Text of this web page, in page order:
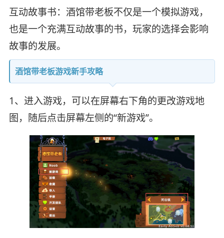
互动故事书：酒馆带老板不仅是一个模拟游戏，
也是一个充满互动故事的书，玩家的选择会影响
故事的发展。
酒馆带老板游戏新手攻略
1、进入游戏，可以在屏幕右下角的更改游戏地
图，随后点击屏幕左侧的“新游戏”。